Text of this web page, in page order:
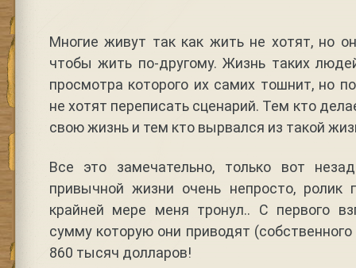
Многие живут так как жить не хотят, но
чтобы жить по-другому. Жизнь таких
просмотра которого их самих тошнит, но
не хотят переписать сценарий. Тем кто
свою жизнь и тем кто вырвался из такой
Все это замечательно, только вот
привычной жизни очень непросто, ролик
крайней мере меня тронул.. С первого
сумму которую они приводят
860 тысяч долларов!